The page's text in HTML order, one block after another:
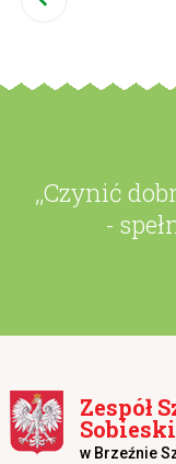
,,Czynić
-
Zespół
w Brzeźnie